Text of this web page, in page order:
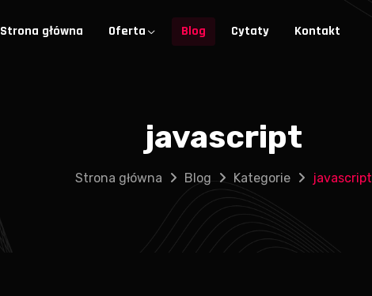
Strona główna Oferta Blog Cytaty Kontakt
javascript
Strona główna Blog Kategorie javascript